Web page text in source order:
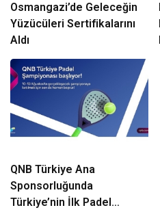
Osmangazi’de Geleceğin
Yüzücüleri Sertifikalarını
Aldı
QNB Türkiye Ana
Sponsorluğunda
Türkiye’nin İlk Padel